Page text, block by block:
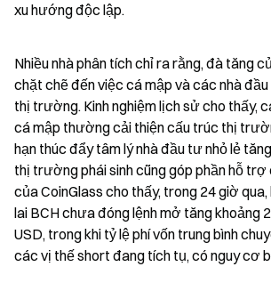
xu hướng độc lập.
Nhiều nhà phân tích chỉ ra rằng, đà tăng
chặt chẽ đến việc cá mập và các nhà
thị trường. Kinh nghiệm lịch sử cho thấy,
cá mập thường cải thiện cấu trúc thị
hạn thúc đẩy tâm lý nhà đầu tư nhỏ lẻ
thị trường phái sinh cũng góp phần hỗ trợ
của CoinGlass cho thấy, trong 24 giờ
lai BCH chưa đóng lệnh mở tăng khoảng
USD, trong khi tỷ lệ phí vốn trung bình
các vị thế short đang tích tụ, có nguy cơ